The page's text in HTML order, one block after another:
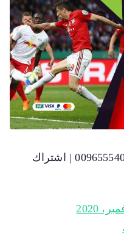
اشتراك الدوري الالماني | 0096555404241 | اشتراك